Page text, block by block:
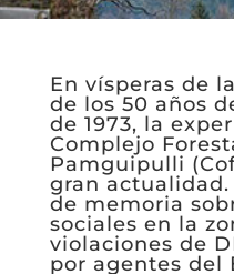
En vísperas de
de los 50 años
de 1973, la
Complejo
Pamguipulli
gran
de memoria
sociales en la
violaciones de
por agentes del